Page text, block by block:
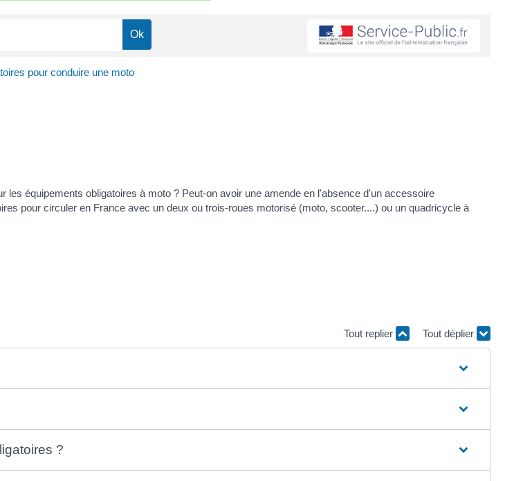
pour conduire une moto
équipements obligatoires à moto ? Peut-on avoir une amende en l'absence d'un accessoire
pour circuler en France avec un deux ou trois-roues motorisé (moto, scooter....) ou un quadricycle à
Tout replier Tout déplier
?